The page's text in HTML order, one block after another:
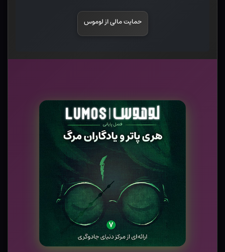
حمایت مالی از لوموس